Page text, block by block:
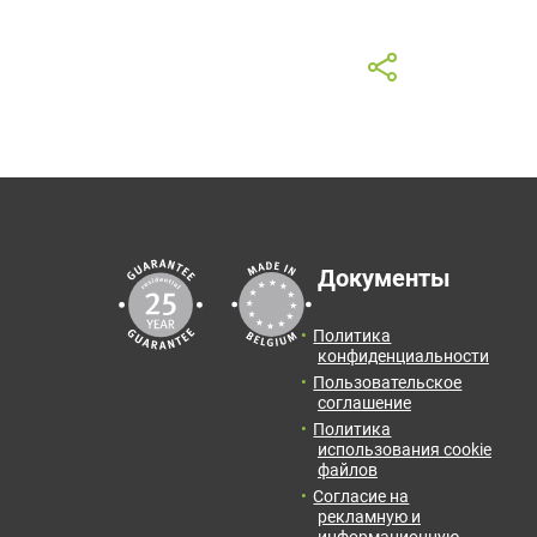
Документы
Политика
конфиденциальности
Пользовательское
соглашение
Политика
использования cookie
файлов
Согласие на
рекламную и